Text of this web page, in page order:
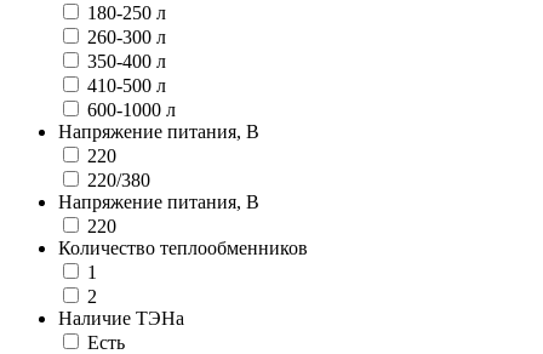
180-250 л
260-300 л
350-400 л
410-500 л
600-1000 л
Напряжение питания, В
220
220/380
Напряжение питания, В
220
Количество теплообменников
1
2
Наличие ТЭНа
Есть